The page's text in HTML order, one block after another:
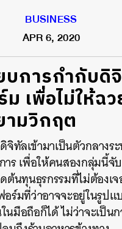
BUSINESS
APR 6, 2020
บการกำกับดิ
เพื่อไม่ให้ฉว
ามวิกฤต
ทัลเข้ามาเป็นตัวกลางร
ารเพื่อให้คนสองกลุ่มนี้จั
ต้นทุนธุรกรรมที่ไม่ต้องเ
ร์มที่ว่าอาจจะอยู่ในรูปแ
นมือถือก็ได้ไม่ว่าจะเป็น